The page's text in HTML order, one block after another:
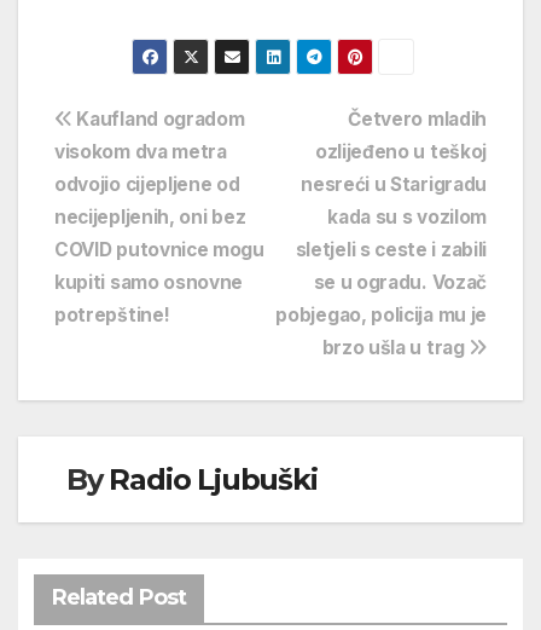
Navigacija
objava
Četvero mladih
ozlijeđeno u teškoj
nesreći u Starigradu
kada su s vozilom
sletjeli s ceste i zabili
se u ogradu. Vozač
pobjegao, policija mu je
brzo ušla u trag
Kaufland ogradom
visokom dva metra
odvojio cijepljene od
necijepljenih, oni bez
COVID putovnice mogu
kupiti samo osnovne
potrepštine!
ByRadio Ljubuški
Related Post